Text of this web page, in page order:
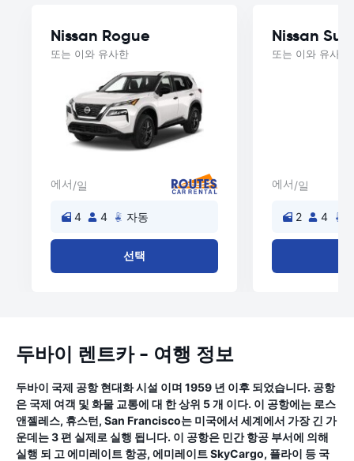
Nissan Rogue
또는 이와 유사한
에서/일
4 4 자동
선택
Nissan
또는 이와 유사한
에서/일
2 4
두바이 렌트카 - 여행 정보
두바이 국제 공항 현대화 시설 이며 1959 년 이후 되었습니다. 공항
은 국제 여객 및 화물 교통에 대 한 상위 5 개 이다. 이 공항에는 로스
앤젤레스, 휴스턴, San Francisco는 미국에서 세계에서 가장 긴 가
운데는 3 편 실제로 실행 됩니다. 이 공항은 민간 항공 부서에 의해
실행 되 고 에미레이트 항공, 에미레이트 SkyCargo, 플라이 등 국